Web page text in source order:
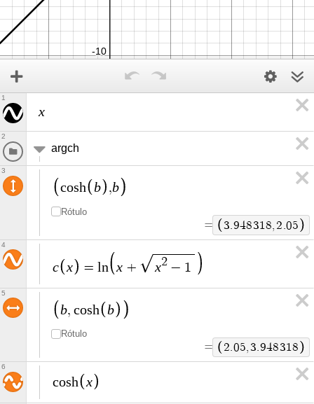
x
1
argch
2
cosh b ,b
Rótulo
= 3.948318, 2.05
3
c x = ln x + x2 − 1
4
b, cosh b
Rótulo
= 2.05,3.948318
5
cosh x
6